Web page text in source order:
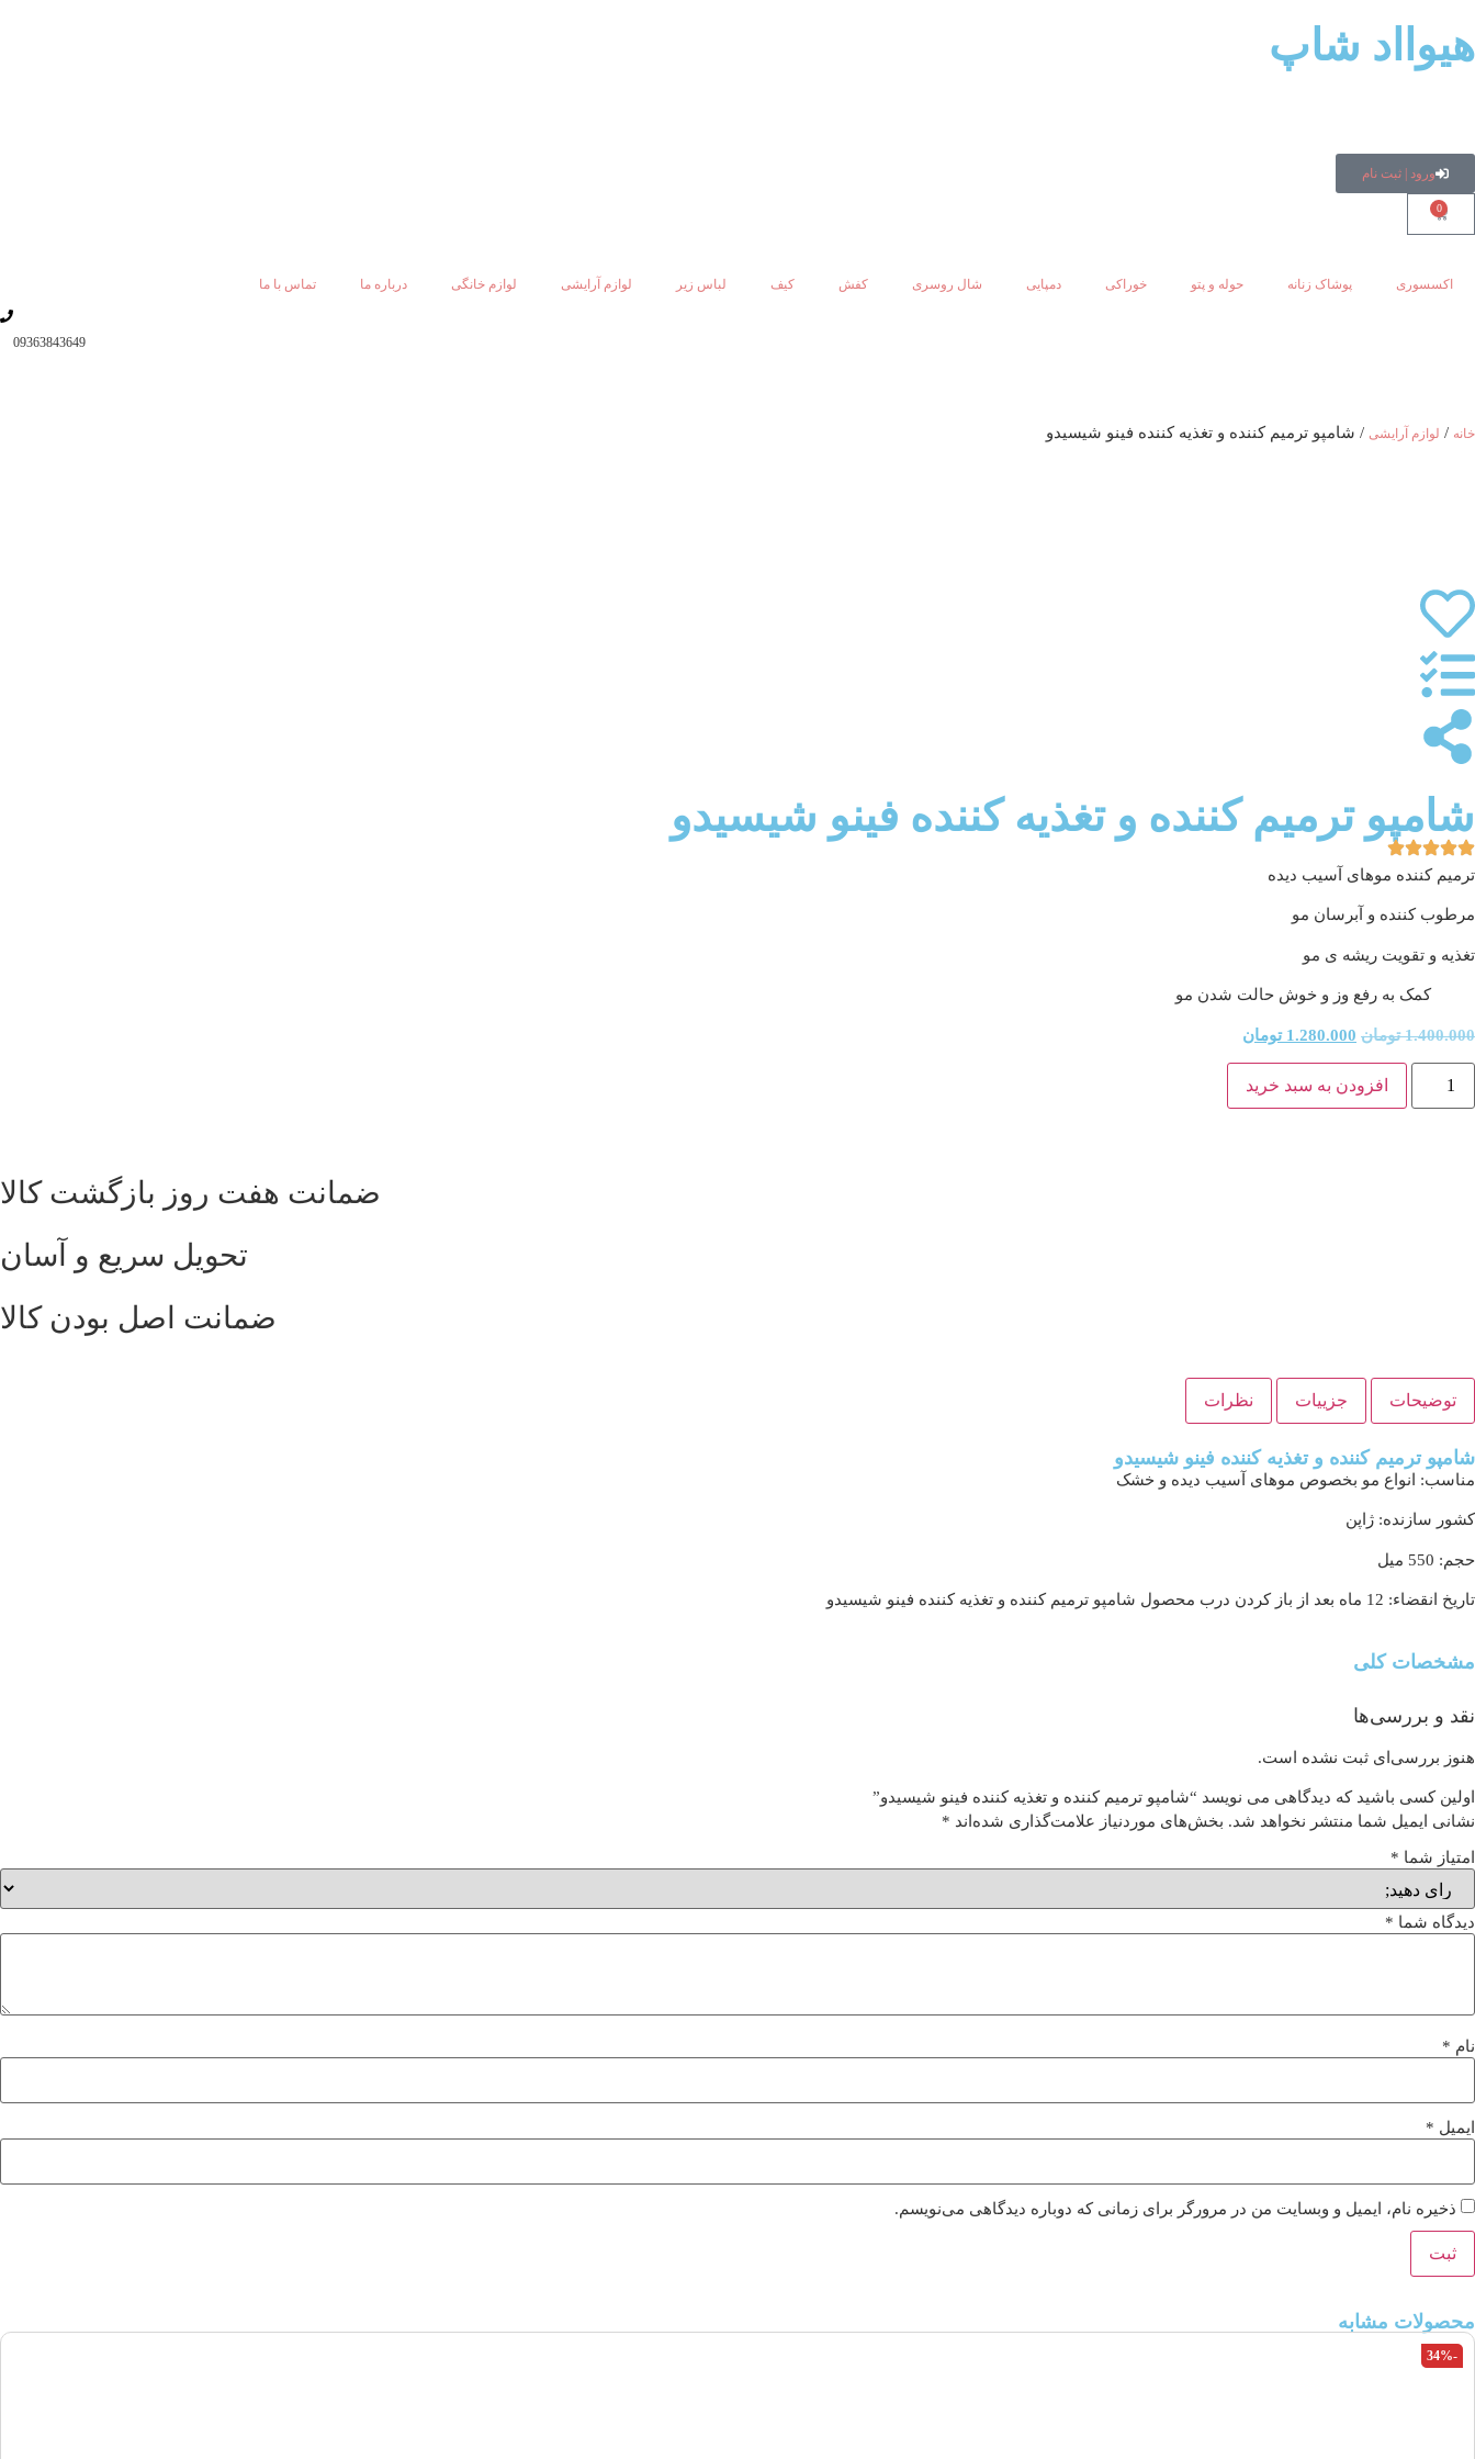
هیوااد شاپ
ورود | ثبت نام
0
اکسسوری پوشاک زنانه حوله و پتو خوراکی دمپایی شال روسری کفش کیف لباس زیر لوازم آرایشی لوازم خانگی درباره ما تماس با ما
09363843649
خانه / لوازم آرایشی / شامپو ترمیم کننده و تغذیه کننده فینو شیسیدو
شامپو ترمیم کننده و تغذیه کننده فینو شیسیدو
ترمیم کننده موهای آسیب دیده
مرطوب کننده و آبرسان مو
تغذیه و تقویت ریشه ی مو
کمک به رفع وز و خوش حالت شدن مو
1.400.000 تومان 1.280.000 تومان
افزودن به سبد خرید
ضمانت هفت روز بازگشت کالا
تحویل سریع و آسان
ضمانت اصل بودن کالا
توضیحات جزییات نظرات
شامپو ترمیم کننده و تغذیه کننده فینو شیسیدو
مناسب: انواع مو بخصوص موهای آسیب دیده و خشک
کشور سازنده: ژاپن
حجم: 550 میل
تاریخ انقضاء: 12 ماه بعد از باز کردن درب محصول شامپو ترمیم کننده و تغذیه کننده فینو شیسیدو
مشخصات کلی
نقد و بررسی‌ها
هنوز بررسی‌ای ثبت نشده است.
اولین کسی باشید که دیدگاهی می نویسد “شامپو ترمیم کننده و تغذیه کننده فینو شیسیدو”
نشانی ایمیل شما منتشر نخواهد شد. بخش‌های موردنیاز علامت‌گذاری شده‌اند *
امتیاز شما *
دیدگاه شما *
نام *
ایمیل *
ذخیره نام، ایمیل و وبسایت من در مرورگر برای زمانی که دوباره دیدگاهی می‌نویسم.
محصولات مشابه
-34%